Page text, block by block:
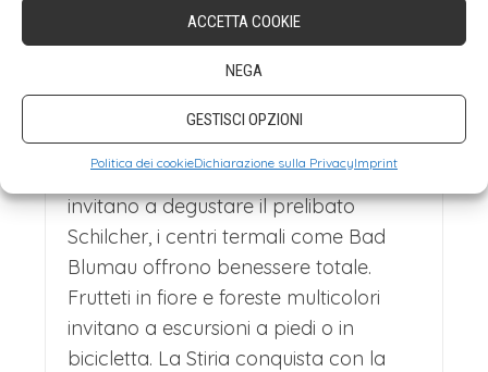
ACCETTA COOKIE
NEGA
GESTISCI OPZIONI
Politica dei cookieDichiarazione sulla PrivacyImprint
alternarsi di dolci colline vinicole,
impervie montagne e centri termali
, sua capitale
UNESCO, fonde un centro medievale
con avanguardie architettoniche. La
regione delizia i sensi: le strade del vino
invitano a degustare il prelibato
Schilcher, i centri termali come Bad
Blumau offrono benessere totale.
Frutteti in fiore e foreste multicolori
invitano a escursioni a piedi o in
bicicletta. La Stiria conquista con la